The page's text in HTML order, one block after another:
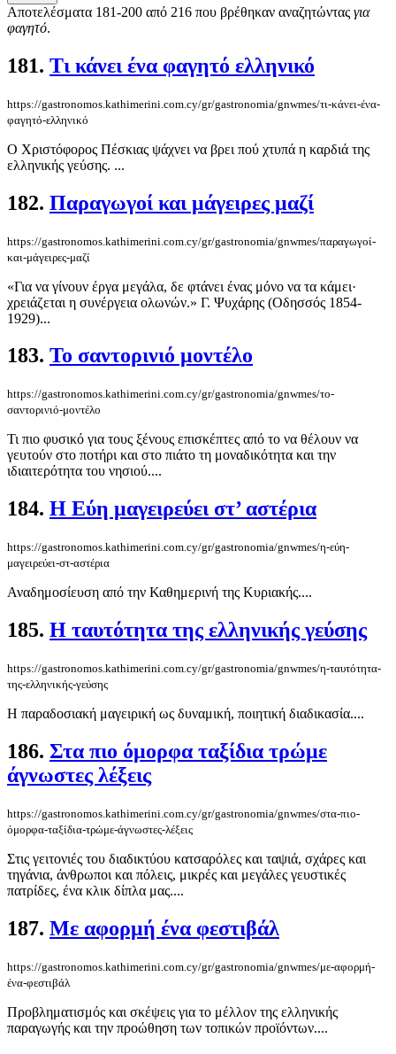
Αποτελέσματα 181-200 από 216 που βρέθηκαν αναζητώντας για
φαγητό.
181. Τι κάνει ένα φαγητό ελληνικό
https://gastronomos.kathimerini.com.cy/gr/gastronomia/gnwmes/τι-κάνει-ένα-
φαγητό-ελληνικό
Ο Χριστόφορος Πέσκιας ψάχνει να βρει πού χτυπά η καρδιά της
ελληνικής γεύσης. ...
182. Παραγωγοί και μάγειρες μαζί
https://gastronomos.kathimerini.com.cy/gr/gastronomia/gnwmes/παραγωγοί-
και-μάγειρες-μαζί
«Για να γίνουν έργα μεγάλα, δε φτάνει ένας μόνο να τα κάμει·
χρειάζεται η συνέργεια ολωνών.» Γ. Ψυχάρης (Οδησσός 1854-
1929)...
183. Το σαντορινιό μοντέλο
https://gastronomos.kathimerini.com.cy/gr/gastronomia/gnwmes/το-
σαντορινιό-μοντέλο
Τι πιο φυσικό για τους ξένους επισκέπτες από το να θέλουν να
γευτούν στο ποτήρι και στο πιάτο τη μοναδικότητα και την
ιδιαιτερότητα του νησιού....
184. Η Εύη μαγειρεύει στ’ αστέρια
https://gastronomos.kathimerini.com.cy/gr/gastronomia/gnwmes/η-εύη-
μαγειρεύει-στ-αστέρια
Αναδημοσίευση από την Καθημερινή της Κυριακής....
185. Η ταυτότητα της ελληνικής γεύσης
https://gastronomos.kathimerini.com.cy/gr/gastronomia/gnwmes/η-ταυτότητα-
της-ελληνικής-γεύσης
Η παραδοσιακή μαγειρική ως δυναμική, ποιητική διαδικασία....
186. Στα πιο όμορφα ταξίδια τρώμε
άγνωστες λέξεις
https://gastronomos.kathimerini.com.cy/gr/gastronomia/gnwmes/στα-πιο-
όμορφα-ταξίδια-τρώμε-άγνωστες-λέξεις
Στις γειτονιές του διαδικτύου κατσαρόλες και ταψιά, σχάρες και
τηγάνια, άνθρωποι και πόλεις, μικρές και μεγάλες γευστικές
πατρίδες, ένα κλικ δίπλα μας....
187. Με αφορμή ένα φεστιβάλ
https://gastronomos.kathimerini.com.cy/gr/gastronomia/gnwmes/με-αφορμή-
ένα-φεστιβάλ
Προβληματισμός και σκέψεις για το μέλλον της ελληνικής
παραγωγής και την προώθηση των τοπικών προϊόντων....